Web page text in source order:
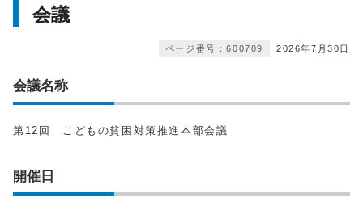
会議
2026年7月30日
ページ番号：600709
会議名称
第12回 こどもの貧困対策推進本部会議
開催日